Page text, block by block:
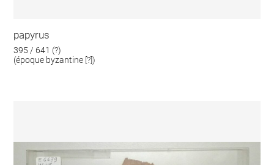
papyrus
395 / 641 (?)
(époque byzantine [?])